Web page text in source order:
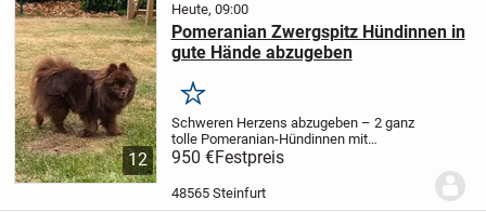
12
Heute, 09:00
Pomeranian Zwergspitz Hündinnen in
gute Hände abzugeben
Merken
Schweren Herzens abzugeben – 2 ganz
tolle Pomeranian-Hündinnen mit
AhnentafelAus persönlichen Gründen
müssen wir uns schweren Herzens von
unseren beiden wundervollen
Pomeranian-Hündinnen trennen. Da...
950 €Festpreis
48565 Steinfurt